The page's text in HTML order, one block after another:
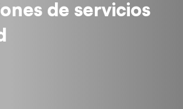
de servicios